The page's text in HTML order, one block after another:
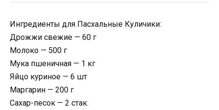
Ингредиенты для Пасхальные Куличики:
Дрожжи свежие — 60 г
Молоко — 500 г
Мука пшеничная — 1 кг
Яйцо куриное — 6 шт
Маргарин — 200 г
Сахар-песок — 2 стак.